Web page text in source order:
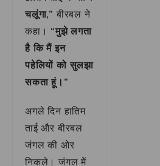
चलूंगा,” बीरबल ने
कहा। “मुझे लगता
है कि मैं इन
पहेलियों को सुलझा
सकता हूं।”
अगले दिन हातिम
ताई और बीरबल
जंगल की ओर
निकले। जंगल में